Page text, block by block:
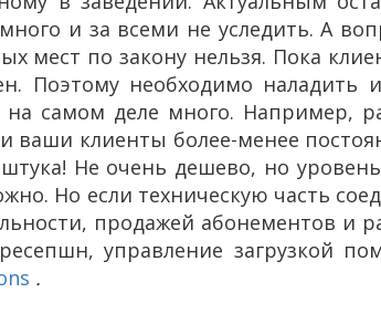
и за всеми не уследить. А
мест по закону нельзя. Пока
Поэтому необходимо
на самом деле много.
ваши клиенты более-менее
Не очень дешево, но
Но если техническую часть
продажей абонементов и
управление загрузкой
.